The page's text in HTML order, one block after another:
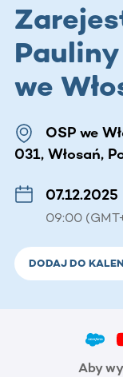
we
OSP we
031, Włosań,
07.12.2025
09:00
DODAJ DO
Aby